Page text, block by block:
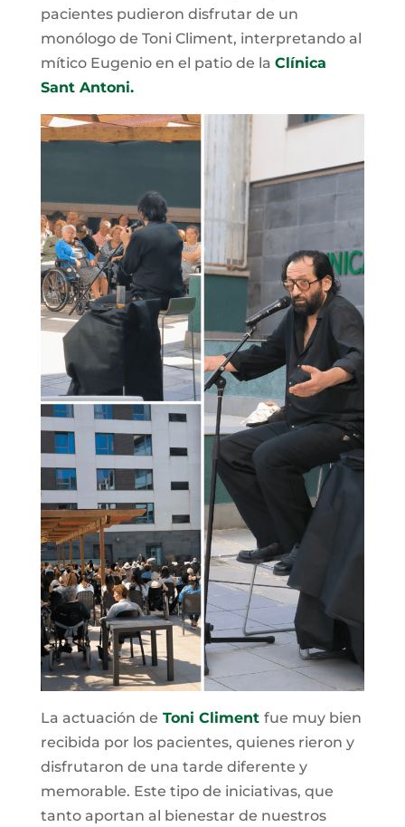
pacientes pudieron disfrutar de un
monólogo de Toni Climent, interpretando al
mítico Eugenio en el patio de la Clínica
Sant Antoni.
La actuación de Toni Climent fue muy bien
recibida por los pacientes, quienes rieron y
disfrutaron de una tarde diferente y
memorable. Este tipo de iniciativas, que
tanto aportan al bienestar de nuestros